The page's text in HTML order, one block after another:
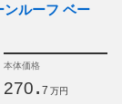
ンルーフ ベー
本体価格
270. 7 万円